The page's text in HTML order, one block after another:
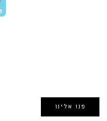
פנו אלינו